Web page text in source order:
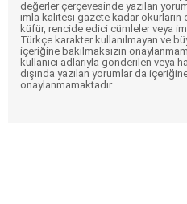
değerler çerçevesinde yazılan
imla kalitesi gazete kadar okurların
küfür, rencide edici cümleler veya
Türkçe karakter kullanılmayan ve
içeriğine bakılmaksızın
kullanıcı adlarıyla gönderilen veya
dışında yazılan yorumlar da
onaylanmamaktadır.